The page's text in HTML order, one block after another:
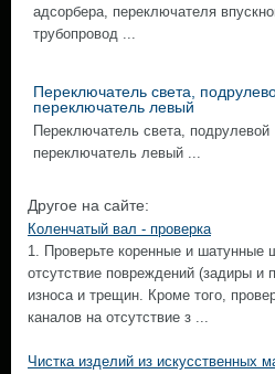
адсорбера, переключателя
трубопровод ...
Переключатель света,
переключатель левый
Переключатель света, подрулевой
переключатель левый ...
Другое на сайте:
Коленчатый вал - проверка
1. Проверьте коренные и шатунные
отсутствие повреждений (задиры и
износа и трещин. Кроме того,
каналов на отсутствие з ...
Чистка изделий из искусственных